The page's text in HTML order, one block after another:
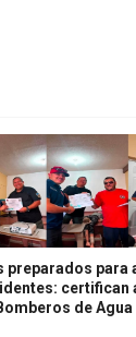
preparados para
certifican
de